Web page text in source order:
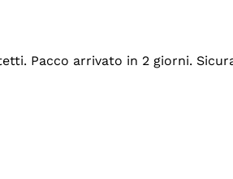
Pacco arrivato in 2 giorni.